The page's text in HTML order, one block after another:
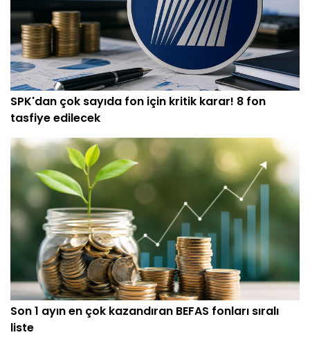
SPK'dan çok sayıda fon için kritik karar! 8 fon
tasfiye edilecek
Son 1 ayın en çok kazandıran BEFAS fonları sıralı
liste